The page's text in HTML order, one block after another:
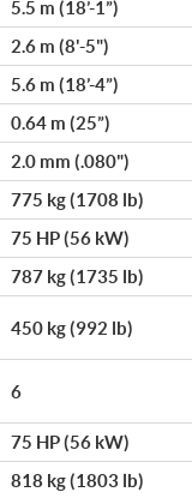
5.5 m (18’-1”)
2.6 m (8'-5")
5.6 m (18’-4”)
0.64 m (25”)
2.0 mm (.080")
775 kg (1708 lb)
75 HP (56 kW)
787 kg (1735 lb)
450 kg (992 lb)
6
75 HP (56 kW)
818 kg (1803 lb)